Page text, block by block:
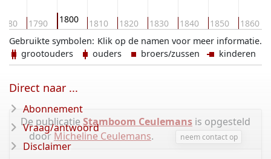
1790 1800 1810 1820 1830 1840 1850 1860
Klik op de namen voor meer informatie.
Gebruikte symbolen:
grootouders
ouders broers/zussen kinderen
De publicatie Stamboom Ceulemans is opgesteld
door Micheline Ceulemans. neem contact op
Direct naar ...
Abonnement
Vraag/antwoord
Disclaimer